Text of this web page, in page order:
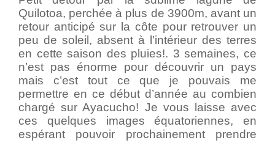
Quilotoa, perchée à plus de 3900m, avant un
retour anticipé sur la côte pour retrouver un
peu de soleil, absent à l’intérieur des terres
en cette saison des pluies!. 3 semaines, ce
n’est pas énorme pour découvrir un pays
mais c’est tout ce que je pouvais me
permettre en ce début d’année au combien
chargé sur Ayacucho! Je vous laisse avec
ces quelques images équatoriennes, en
espérant pouvoir prochainement prendre